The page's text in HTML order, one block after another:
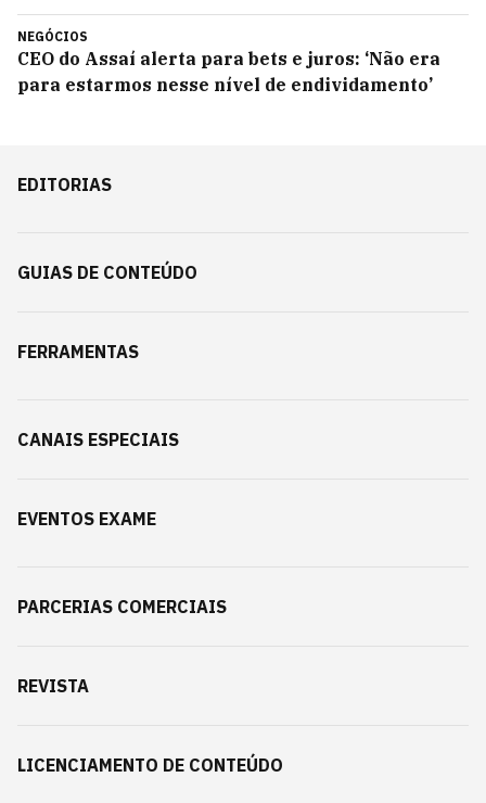
NEGÓCIOS
CEO do Assaí alerta para bets e juros: ‘Não era
para estarmos nesse nível de endividamento’
EDITORIAS
GUIAS DE CONTEÚDO
FERRAMENTAS
CANAIS ESPECIAIS
EVENTOS EXAME
PARCERIAS COMERCIAIS
REVISTA
LICENCIAMENTO DE CONTEÚDO